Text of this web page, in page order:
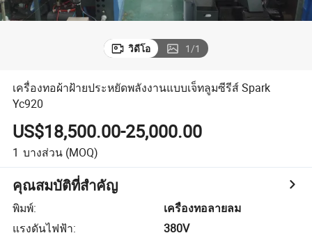
วิดีโอ 1/1
เครื่องทอผ้าฝ้ายประหยัดพลังงานแบบเจ็ทลูมซีรีส์ Spark
Yc920
US$18,500.00-25,000.00
1 บางส่วน (MOQ)
คุณสมบัติที่สำคัญ
พิมพ์:
เครื่องทอลายลม
แรงดันไฟฟ้า:
380V